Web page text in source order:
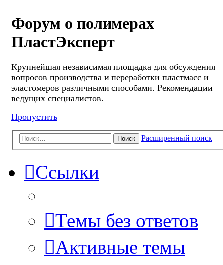
Форум о полимерах
ПластЭксперт
Крупнейшая независимая площадка для обсуждения
вопросов производства и переработки пластмасс и
эластомеров различными способами. Рекомендации
ведущих специалистов.
Пропустить
Поиск Расширенный поиск
Ссылки
Темы без ответов
Активные темы